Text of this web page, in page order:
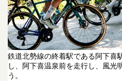
鉄道北勢線の終着駅である阿下喜
し、阿下喜温泉前を走行し、風光
う。